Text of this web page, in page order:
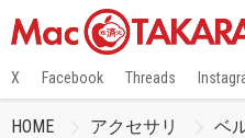
X Facebook Threads
HOME アクセサリ ベ